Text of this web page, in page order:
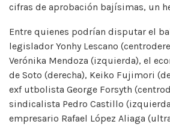
cifras de aprobación bajísimas, un
Entre quienes podrían disputar el
legislador Yonhy Lescano
Verónika Mendoza (izquierda), el
de Soto (derecha), Keiko Fujimori
exf utbolista George Forsyth
sindicalista Pedro Castillo
empresario Rafael López Aliaga